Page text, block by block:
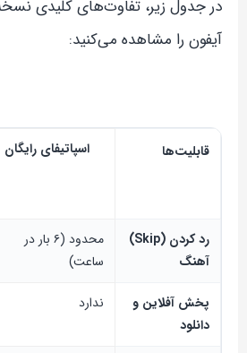
در جدول زیر، تفاوت‌های کلیدی نسخه
آیفون را مشاهده می‌کنید:
قابلیت‌ها اسپاتیفای رایگان
رد کردن (Skip)
آهنگ
محدود (۶ بار در
ساعت)
پخش آفلاین و
دانلود
ندارد